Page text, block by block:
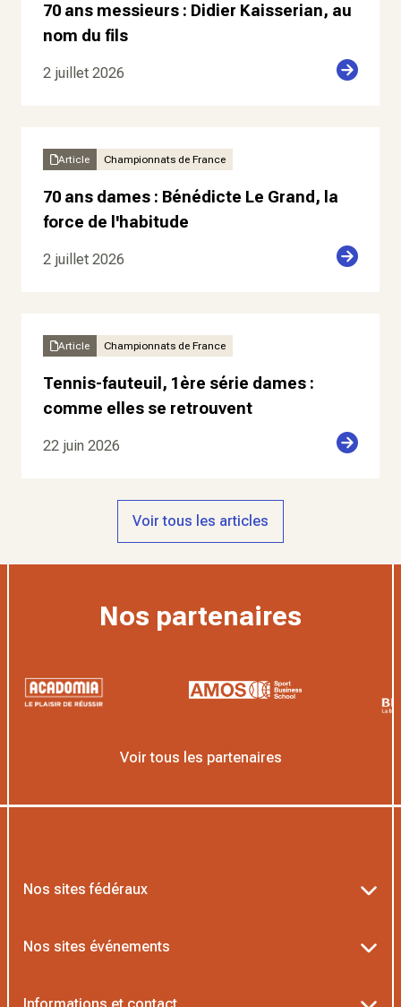
70 ans messieurs : Didier Kaisserian, au
nom du fils
2 juillet 2026
Article Championnats de France
70 ans dames : Bénédicte Le Grand, la
force de l'habitude
2 juillet 2026
Article Championnats de France
Tennis-fauteuil, 1ère série dames :
comme elles se retrouvent
22 juin 2026
Voir tous les articles
Nos partenaires
Voir tous les partenaires
Nos sites fédéraux
Nos sites événements